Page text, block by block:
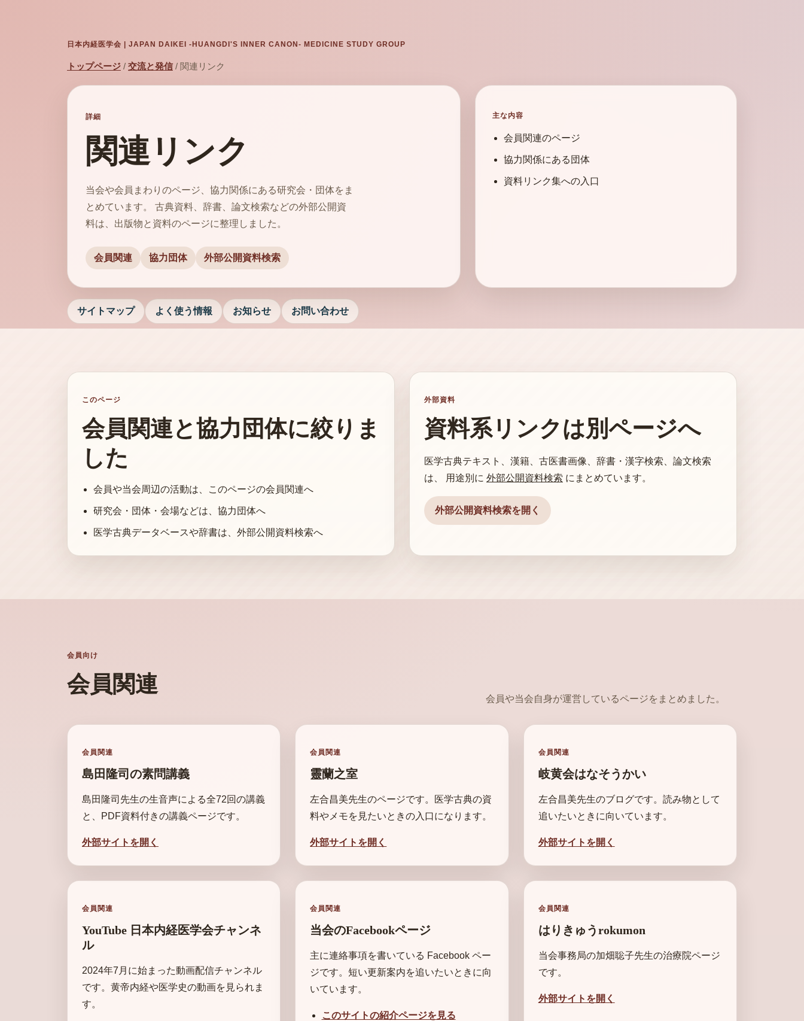
日本内経医学会 | JAPAN DAIKEI -HUANGDI'S INNER CANON- MEDICINE STUDY GROUP
トップページ / 交流と発信 / 関連リンク
詳細
関連リンク
当会や会員まわりのページ、協力関係にある研究会・団体をま
とめています。 古典資料、辞書、論文検索などの外部公開資
料は、出版物と資料のページに整理しました。
会員関連 協力団体 外部公開資料検索
主な内容
会員関連のページ
協力関係にある団体
資料リンク集への入口
サイトマップ よく使う情報 お知らせ お問い合わせ
このページ
会員関連と協力団体に絞りま
した
会員や当会周辺の活動は、このページの会員関連へ
研究会・団体・会場などは、協力団体へ
医学古典データベースや辞書は、外部公開資料検索へ
外部資料
資料系リンクは別ページへ
医学古典テキスト、漢籍、古医書画像、辞書・漢字検索、論文検索
は、 用途別に 外部公開資料検索 にまとめています。
外部公開資料検索を開く
会員向け
会員関連
会員や当会自身が運営しているページをまとめました。
会員関連
島田隆司の素問講義
島田隆司先生の生音声による全72回の講義
と、PDF資料付きの講義ページです。
外部サイトを開く
会員関連
靈蘭之室
左合昌美先生のページです。医学古典の資
料やメモを見たいときの入口になります。
外部サイトを開く
会員関連
岐黄会はなそうかい
左合昌美先生のブログです。読み物として
追いたいときに向いています。
外部サイトを開く
会員関連
YouTube 日本内経医学会チャンネ
ル
2024年7月に始まった動画配信チャンネル
です。黄帝内経や医学史の動画を見られま
す。
会員関連
当会のFacebookページ
主に連絡事項を書いている Facebook ペー
ジです。短い更新案内を追いたいときに向
いています。
このサイトの紹介ページを見る
会員関連
はりきゅうrokumon
当会事務局の加畑聡子先生の治療院ページ
です。
外部サイトを開く